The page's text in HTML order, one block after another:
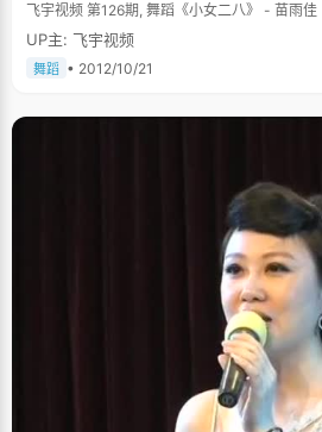
飞宇视频 第126期, 舞蹈《小女二八》 - 苗雨佳
UP主: 飞宇视频
舞蹈 • 2012/10/21